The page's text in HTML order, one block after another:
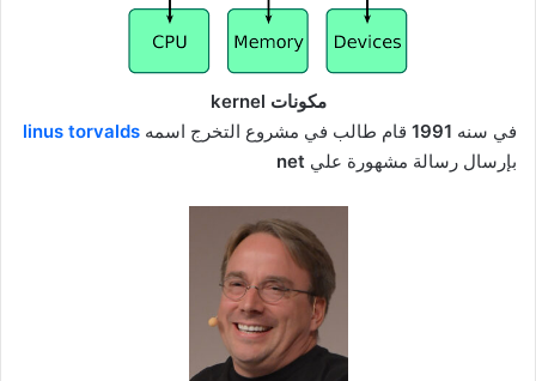
مكونات kernel
في سنه 1991 قام طالب في مشروع التخرج اسمه linus torvalds
بإرسال رسالة مشهورة علي net